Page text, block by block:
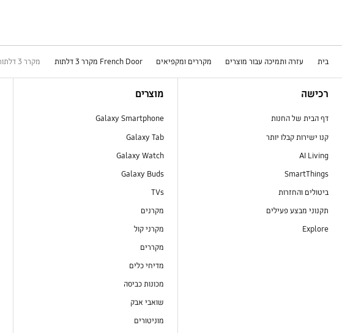
בית עזרה ותמיכה עבור מוצרים מקררים ומקפיאים French Door מקרר 3 דלתות מקרר 3 דלתות 812 ליטר RF27T5001S9 עם טכנולוגיית All around cooling
רכישה
דף הבית של החנות
קנו ישירות קבלו יותר
AI Living
SmartThings
ביטולים והחזרות
תקנוני מבצע פעילים
Explore
מוצרים
Galaxy Smartphone
Galaxy Tab
Galaxy Watch
Galaxy Buds
TVs
מקרנים
מקרני קול
מקררים
מדיחי כלים
מכונות כביסה
שואבי אבק
מוניטורים